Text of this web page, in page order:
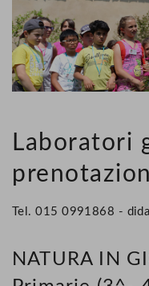
Laboratori
Tel. 015 0991868 -
NATURA IN